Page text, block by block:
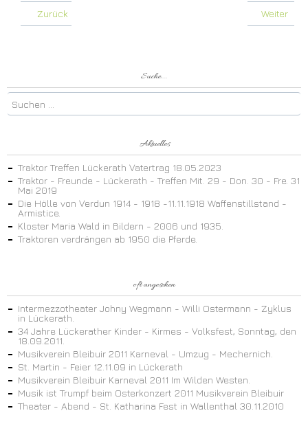
Zurück Weiter
Suche...
Aktuelles
Traktor Treffen Lückerath Vatertrag 18.05.2023
Traktor - Freunde - Lückerath - Treffen Mit. 29 - Don. 30 - Fre. 31
Mai 2019
Die Hölle von Verdun 1914 - 1918 -11.11.1918 Waffenstillstand -
Armistice.
Kloster Maria Wald in Bildern - 2006 und 1935.
Traktoren verdrängen ab 1950 die Pferde.
oft angesehen
Intermezzotheater Johny Wegmann - Willi Ostermann - Zyklus
in Lückerath.
34 Jahre Lückerather Kinder - Kirmes - Volksfest, Sonntag, den
18.09.2011.
Musikverein Bleibuir 2011 Karneval - Umzug - Mechernich.
St. Martin - Feier 12.11.09 in Lückerath
Musikverein Bleibuir Karneval 2011 Im Wilden Westen.
Musik ist Trumpf beim Osterkonzert 2011 Musikverein Bleibuir
Theater - Abend - St. Katharina Fest in Wallenthal 30.11.2010